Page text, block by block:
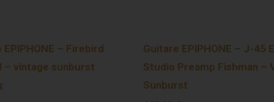
EPIPHONE – Firebird
– vintage sunburst
Guitare EPIPHONE – J-45
Studio Preamp Fishman –
Sunburst